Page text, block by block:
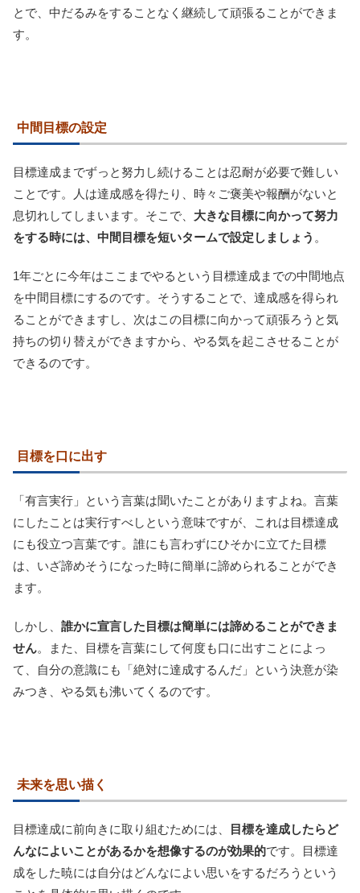
とで、中だるみをすることなく継続して頑張ることができま
す。
中間目標の設定
目標達成までずっと努力し続けることは忍耐が必要で難しい
ことです。人は達成感を得たり、時々ご褒美や報酬がないと
息切れしてしまいます。そこで、 大きな目標に向かって努力
をする時には、中間目標を短いタームで設定しましょう 。
1年ごとに今年はここまでやるという目標達成までの中間地点
を中間目標にするのです。そうすることで、達成感を得られ
ることができますし、次はこの目標に向かって頑張ろうと気
持ちの切り替えができますから、やる気を起こさせることが
できるのです。
目標を口に出す
「有言実行」という言葉は聞いたことがありますよね。言葉
にしたことは実行すべしという意味ですが、これは目標達成
にも役立つ言葉です。誰にも言わずにひそかに立てた目標
は、いざ諦めそうになった時に簡単に諦められることができ
ます。
しかし、 誰かに宣言した目標は簡単には諦めることができま
せん。また、目標を言葉にして何度も口に出すことによっ
て、自分の意識にも「絶対に達成するんだ」という決意が染
みつき、やる気も沸いてくるのです。
未来を思い描く
目標達成に前向きに取り組むためには、
目標を達成したらど
んなによいことがあるかを想像するのが効果的です。目標達
成をした暁には自分はどんなによい思いをするだろうという